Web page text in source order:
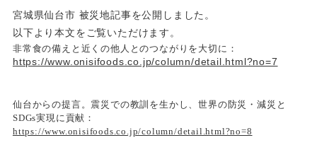
宮城県仙台市 被災地記事を公開しました。
以下より本文をご覧いただけます。
非常食の備えと近くの他人とのつながりを大切に：
https://www.onisifoods.co.jp/column/detail.html?no=7
仙台からの提言。震災での教訓を生かし、世界の防災・減災と
SDGs実現に貢献：
https://www.onisifoods.co.jp/column/detail.html?no=8